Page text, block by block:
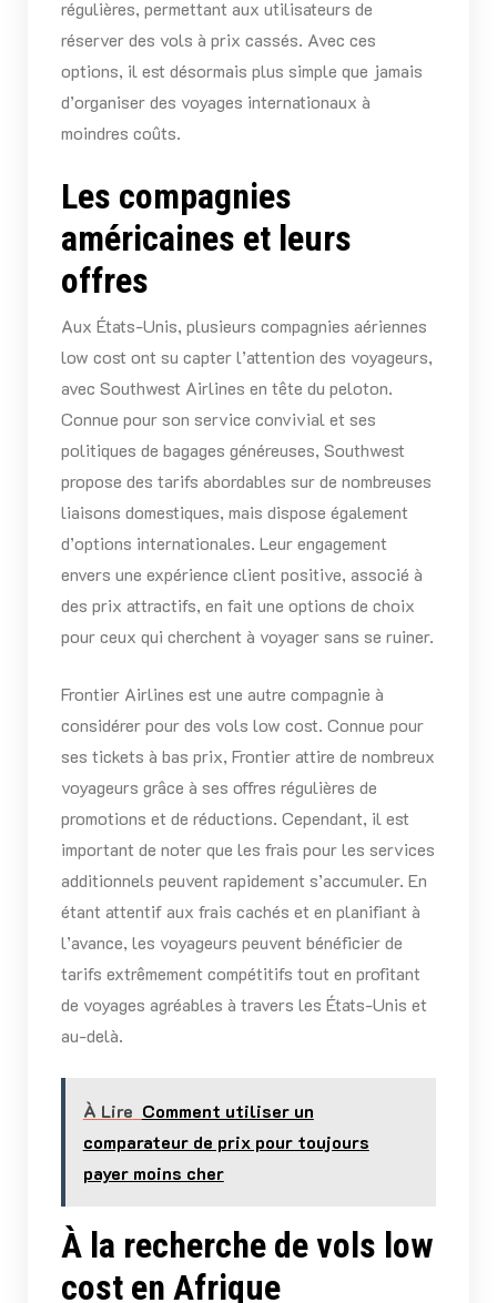
régulières, permettant aux utilisateurs de
réserver des vols à prix cassés. Avec ces
options, il est désormais plus simple que jamais
d’organiser des voyages internationaux à
moindres coûts.
Les compagnies
américaines et leurs
offres
Aux États-Unis, plusieurs compagnies aériennes
low cost ont su capter l’attention des voyageurs,
avec Southwest Airlines en tête du peloton.
Connue pour son service convivial et ses
politiques de bagages généreuses, Southwest
propose des tarifs abordables sur de nombreuses
liaisons domestiques, mais dispose également
d’options internationales. Leur engagement
envers une expérience client positive, associé à
des prix attractifs, en fait une options de choix
pour ceux qui cherchent à voyager sans se ruiner.
Frontier Airlines est une autre compagnie à
considérer pour des vols low cost. Connue pour
ses tickets à bas prix, Frontier attire de nombreux
voyageurs grâce à ses offres régulières de
promotions et de réductions. Cependant, il est
important de noter que les frais pour les services
additionnels peuvent rapidement s’accumuler. En
étant attentif aux frais cachés et en planifiant à
l’avance, les voyageurs peuvent bénéficier de
tarifs extrêmement compétitifs tout en profitant
de voyages agréables à travers les États-Unis et
au-delà.
À Lire Comment utiliser un
comparateur de prix pour toujours
payer moins cher
À la recherche de vols low
cost en Afrique